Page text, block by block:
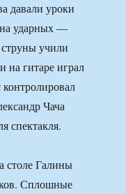
давали уроки
ударных —
учили
гитаре играл
Чача
спектакля.
столе Галины
Сплошные